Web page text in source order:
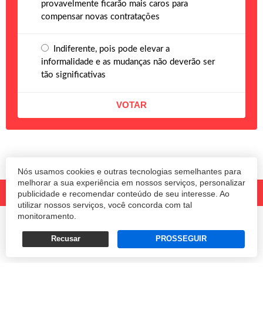
Nós usamos cookies e outras tecnologias semelhantes para
melhorar a sua experiência em nossos serviços, personalizar
publicidade e recomendar conteúdo de seu interesse. Ao
utilizar nossos serviços, você concorda com tal
monitoramento.
Recusar PROSSEGUIR
provavelmente ficarão mais caros para
compensar novas contratações
Indiferente, pois pode elevar a
informalidade e as mudanças não deverão ser
tão significativas
Termos e Políticas de Uso Privacidade